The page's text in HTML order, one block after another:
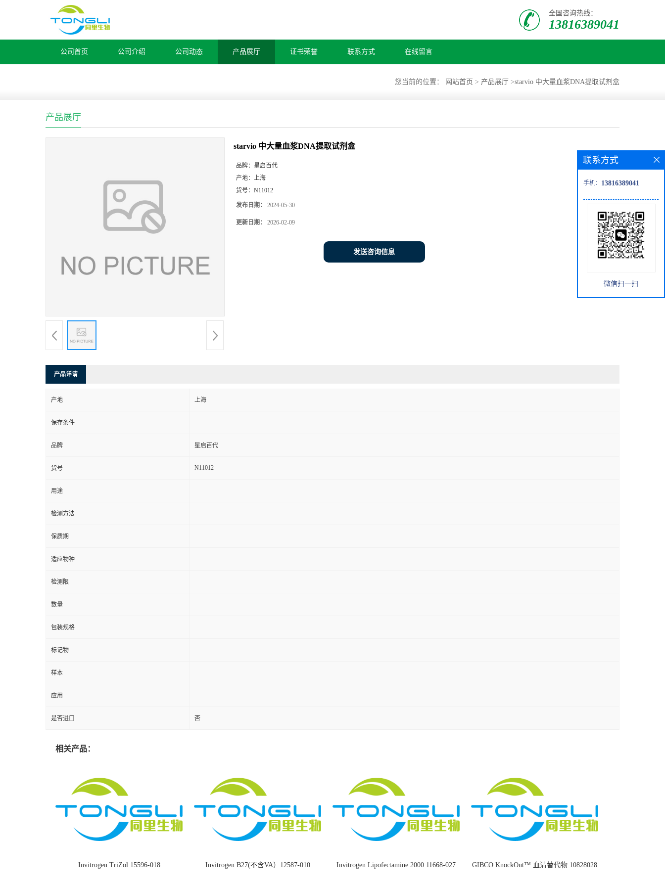
全国咨询热线：
13816389041
公司首页 公司介绍 公司动态 产品展厅 证书荣誉 联系方式 在线留言
您当前的位置： 网站首页 > 产品展厅 >starvio 中大量血浆DNA提取试剂盒
产品展厅
starvio 中大量血浆DNA提取试剂盒
品牌： 星启百代
产地： 上海
货号： N11012
发布日期： 2024-05-30
更新日期： 2026-02-09
发送咨询信息
产品详请
产地 上海
保存条件
品牌 星启百代
货号 N11012
用途
检测方法
保质期
适应物种
检测限
数量
包装规格
标记物
样本
应用
是否进口 否
相关产品：
Invitrogen TriZol 15596-018 Invitrogen B27(不含VA）12587-010 Invitrogen Lipofectamine 2000 11668-027 GIBCO KnockOut™ 血清替代物 10828028
联系方式
手机： 13816389041
微信扫一扫